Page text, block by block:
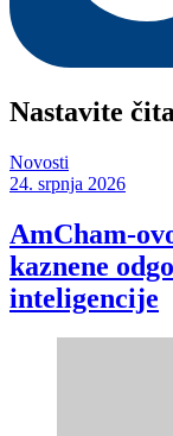
Nastavite
Novosti
24. srpnja 2026
AmCham-
kaznene
inteligencije